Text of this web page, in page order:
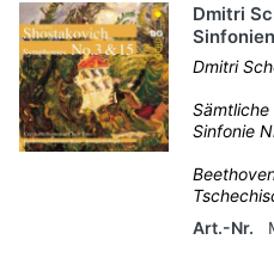
Dmitri
Dmitri
Sämtliche
Sinfonie
Art.-Nr.